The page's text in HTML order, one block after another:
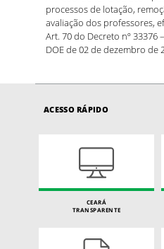
processos de lotação,
avaliação dos professores,
Art. 70 do Decreto nº 33376
DOE de 02 de dezembro de
ACESSO RÁPIDO
CEARÁ
TRANSPARENTE